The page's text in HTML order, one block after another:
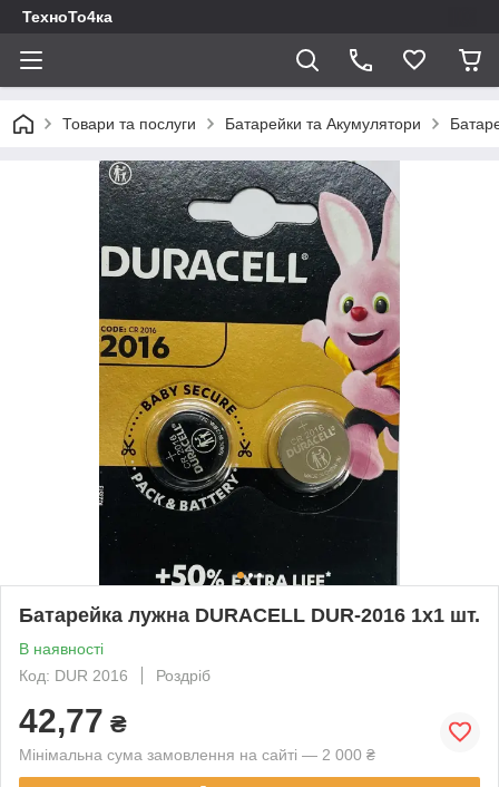
ТехноТо4ка
Товари та послуги Батарейки та Акумулятори
Батарейка лужна DURACELL DUR-2016 1x1 шт.
В наявності
Код: DUR 2016
Роздріб
42,77 ₴
Мінімальна сума замовлення на сайті — 2 000 ₴